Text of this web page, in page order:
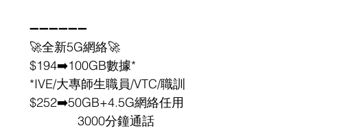
➖➖➖➖➖➖
🚀全新5G網絡🚀
$194➡️100GB數據*
*IVE/大專師生職員/VTC/職訓
$252➡️50GB+4.5G網絡任用
              3000分鐘通話